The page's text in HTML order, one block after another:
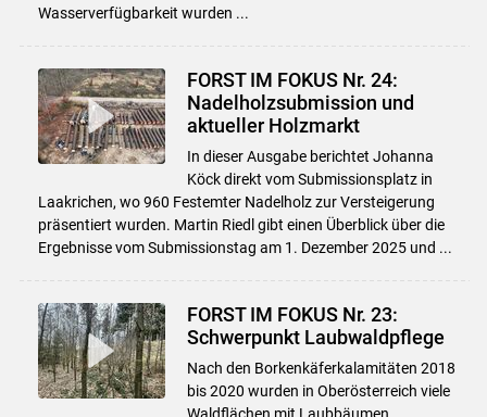
Wasserverfügbarkeit wurden ...
FORST IM FOKUS Nr. 24:
Nadelholzsubmission und
aktueller Holzmarkt
In dieser Ausgabe berichtet Johanna
Köck direkt vom Submissionsplatz in
Laakrichen, wo 960 Festemter Nadelholz zur Versteigerung
präsentiert wurden. Martin Riedl gibt einen Überblick über die
Ergebnisse vom Submissionstag am 1. Dezember 2025 und ...
FORST IM FOKUS Nr. 23:
Schwerpunkt Laubwaldpflege
Nach den Borkenkäferkalamitäten 2018
bis 2020 wurden in Oberösterreich viele